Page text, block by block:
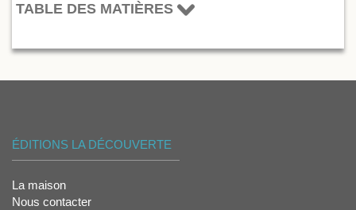
TABLE DES MATIÈRES
ÉDITIONS LA DÉCOUVERTE
La maison
Nous contacter